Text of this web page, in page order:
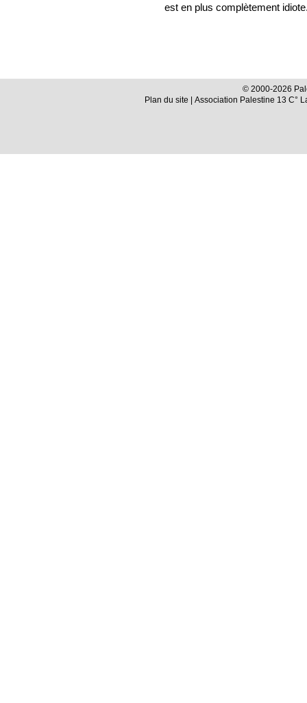
est en plus complètement
© 2000-2026
Plan du site | Association Palestine 13 C°